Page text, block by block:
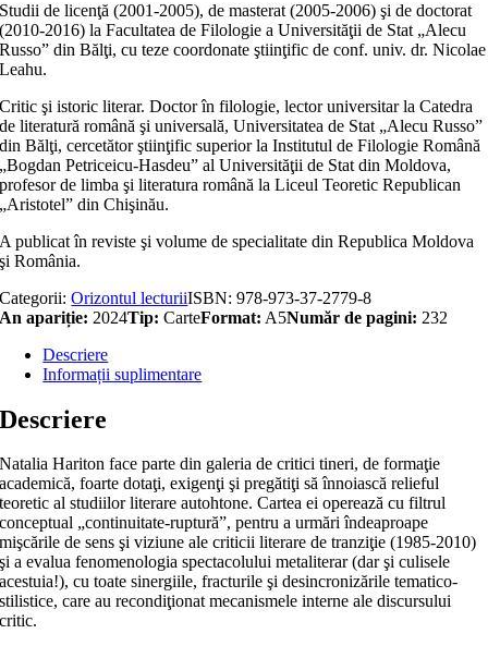
Studii de licenţă (2001-2005), de masterat (2005-2006) şi de doctorat
(2010-2016) la Facultatea de Filologie a Universităţii de Stat „Alecu
Russo” din Bălţi, cu teze coordonate ştiinţific de conf. univ. dr. Nicolae
Leahu.
Critic şi istoric literar. Doctor în filologie, lector universitar la Catedra
de literatură română şi universală, Universitatea de Stat „Alecu Russo”
din Bălţi, cercetător ştiinţific superior la Institutul de Filologie Română
„Bogdan Petriceicu-Hasdeu” al Universităţii de Stat din Moldova,
profesor de limba şi literatura română la Liceul Teoretic Republican
„Aristotel” din Chişinău.
A publicat în reviste şi volume de specialitate din Republica Moldova
şi România.
Categorii:Orizontul lecturiiISBN:978-973-37-2779-8
An apariție: 2024Tip: CarteFormat: A5Număr de pagini: 232
Descriere
Informații suplimentare
Descriere
Natalia Hariton face parte din galeria de critici tineri, de formaţie
academică, foarte dotaţi, exigenţi şi pregătiţi să înnoiască relieful
teoretic al studiilor literare autohtone. Cartea ei operează cu filtrul
conceptual „continuitate-ruptură”, pentru a urmări îndeaproape
mişcările de sens şi viziune ale criticii literare de tranziţie (1985-2010)
şi a evalua fenomenologia spectacolului metaliterar (dar şi culisele
acestuia!), cu toate sinergiile, fracturile şi desincronizările tematico-
stilistice, care au recondiţionat mecanismele interne ale discursului
critic.